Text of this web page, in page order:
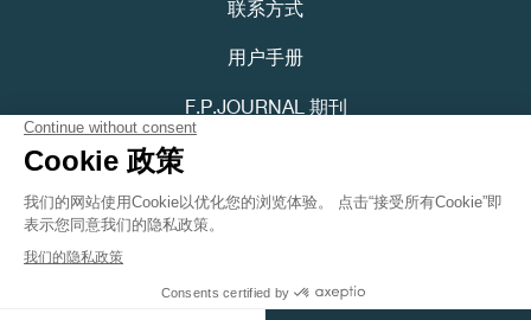
联系方式
用户手册
F.P.JOURNAL 期刊
可访问性声明